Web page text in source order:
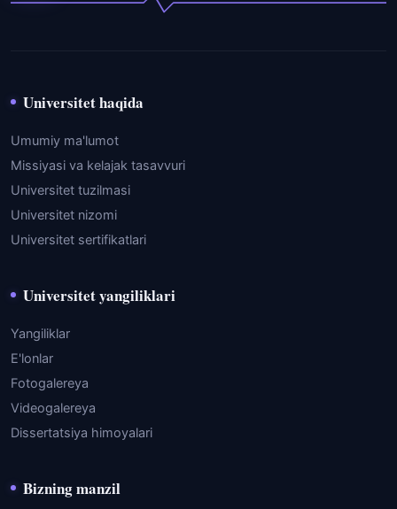
Universitet haqida
Umumiy ma'lumot
Missiyasi va kelajak tasavvuri
Universitet tuzilmasi
Universitet nizomi
Universitet sertifikatlari
Universitet yangiliklari
Yangiliklar
E'lonlar
Fotogalereya
Videogalereya
Dissertatsiya himoyalari
Bizning manzil